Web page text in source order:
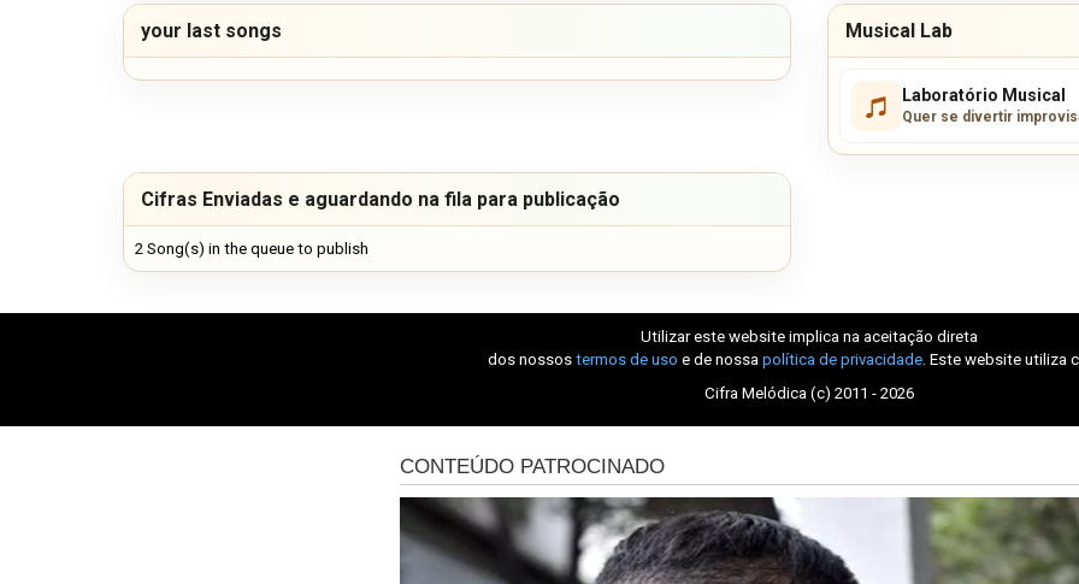
your last songs Musical Lab
Laboratório Musical
Quer se divertir
Cifras Enviadas e aguardando na fila para publicação
2 Song(s) in the queue to publish
Utilizar este website implica na aceitação direta
dos nossos termos de uso e de nossa política de privacidade. Este website utiliza
Cifra Melódica (c) 2011 - 2026